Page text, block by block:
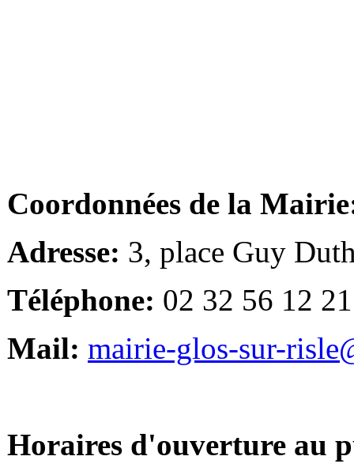
Coordonnées de la
Adresse: 3, place Guy
Téléphone: 02 32 56 12 21
Mail: mairie-glos-sur-
Horaires d'ouverture au